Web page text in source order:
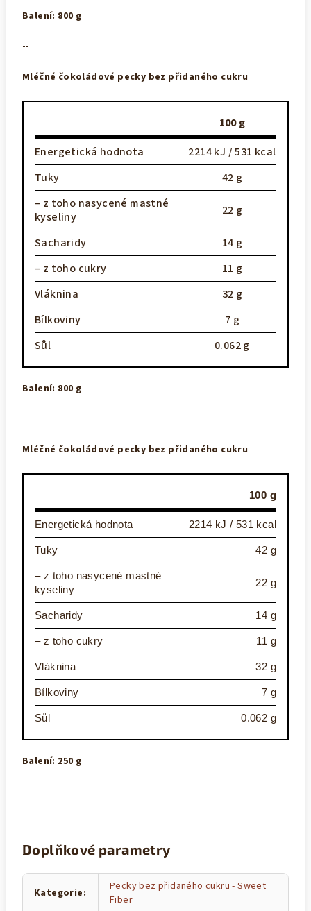
Balení: 800 g
--
Mléčné čokoládové pecky bez přidaného cukru
100 g
Energetická hodnota
2214 kJ / 531 kcal
Tuky
42 g
– z toho nasycené mastné
kyseliny
22 g
Sacharidy
14 g
– z toho cukry
11 g
Vláknina
32 g
Bílkoviny
7 g
Sůl
0.062 g
Balení: 800 g
Mléčné čokoládové pecky bez přidaného cukru
100 g
Energetická hodnota 2214 kJ / 531 kcal
Tuky 42 g
– z toho nasycené mastné
kyseliny
22 g
Sacharidy 14 g
– z toho cukry 11 g
Vláknina 32 g
Bílkoviny 7 g
Sůl 0.062 g
Balení: 250 g
Doplňkové parametry
Kategorie:
Pecky bez přidaného cukru - Sweet
Fiber